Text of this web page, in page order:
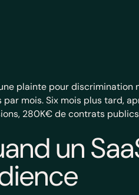
plainte pour discrimination
mois. Six mois plus tard,
280K€ de contrats
un